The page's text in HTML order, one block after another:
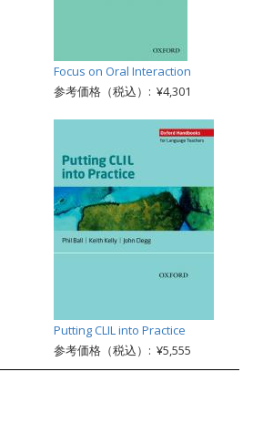
Focus on Oral Interaction
参考価格（税込）: ¥4,301
Putting CLIL into Practice
参考価格（税込）: ¥5,555